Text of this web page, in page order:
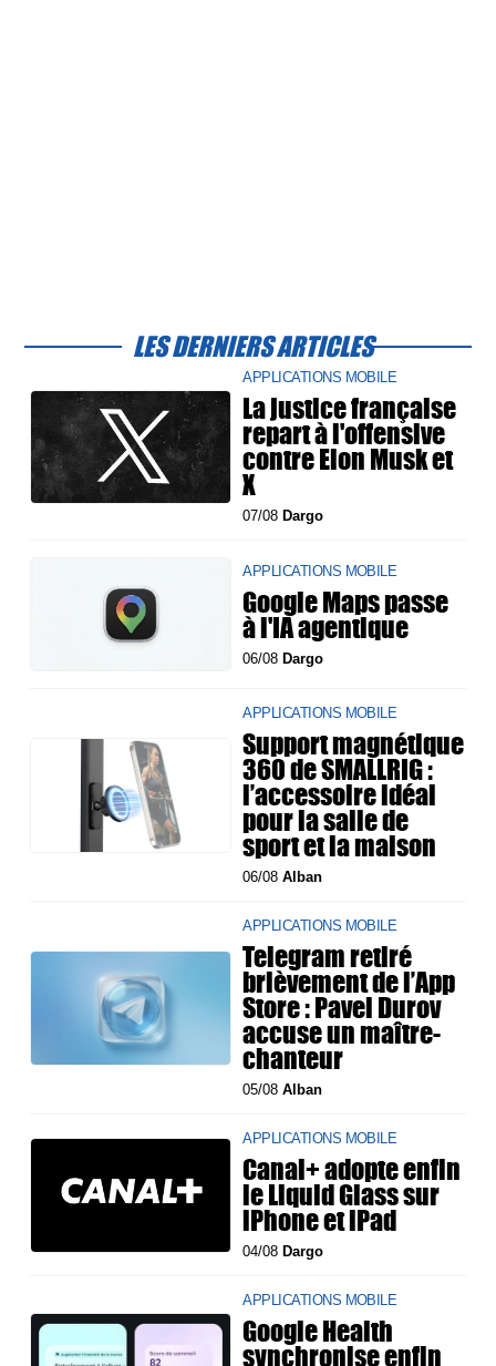
LES DERNIERS ARTICLES
APPLICATIONS MOBILE
La justice française
repart à l'offensive
contre Elon Musk et
X
07/08 Dargo
APPLICATIONS MOBILE
Google Maps passe
à l'IA agentique
06/08 Dargo
APPLICATIONS MOBILE
Support magnétique
360 de SMALLRIG :
l’accessoire idéal
pour la salle de
sport et la maison
06/08Alban
APPLICATIONS MOBILE
Telegram retiré
brièvement de l’App
Store : Pavel Durov
accuse un maître-
chanteur
05/08Alban
APPLICATIONS MOBILE
Canal+ adopte enfin
le Liquid Glass sur
iPhone et iPad
04/08 Dargo
APPLICATIONS MOBILE
Google Health
synchronise enfin